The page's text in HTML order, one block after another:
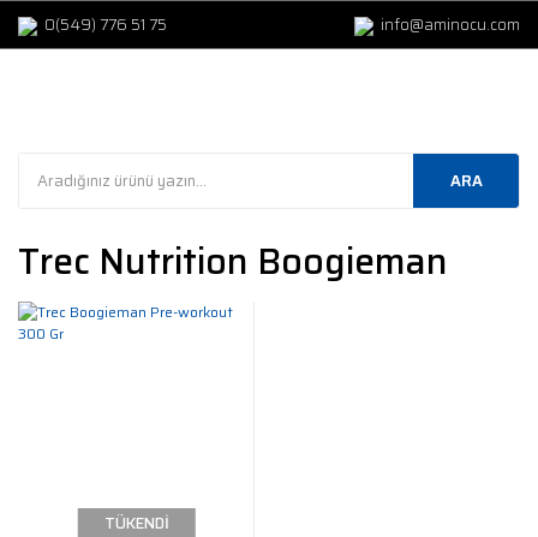
0(549) 776 51 75 info@aminocu.com
ARA
Trec Nutrition Boogieman
TÜKENDİ